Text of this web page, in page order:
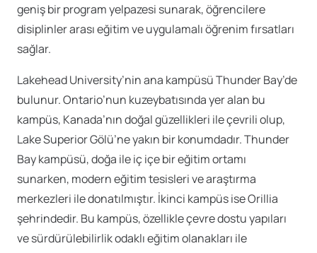
geniş bir program yelpazesi sunarak, öğrencilere
disiplinler arası eğitim ve uygulamalı öğrenim fırsatları
sağlar.
Lakehead University’nin ana kampüsü Thunder Bay’de
bulunur. Ontario’nun kuzeybatısında yer alan bu
kampüs, Kanada’nın doğal güzellikleri ile çevrili olup,
Lake Superior Gölü’ne yakın bir konumdadır. Thunder
Bay kampüsü, doğa ile iç içe bir eğitim ortamı
sunarken, modern eğitim tesisleri ve araştırma
merkezleri ile donatılmıştır. İkinci kampüs ise Orillia
şehrindedir. Bu kampüs, özellikle çevre dostu yapıları
ve sürdürülebilirlik odaklı eğitim olanakları ile